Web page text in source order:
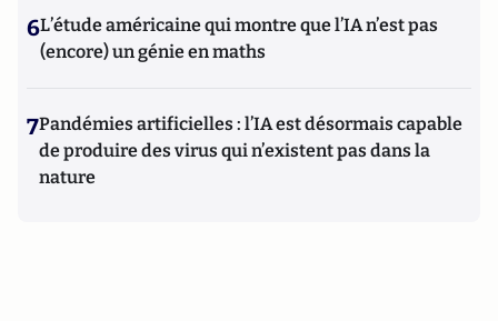
6L’étude américaine qui montre que l’IA n’est pas
(encore) un génie en maths
7Pandémies artificielles : l’IA est désormais capable
de produire des virus qui n’existent pas dans la
nature